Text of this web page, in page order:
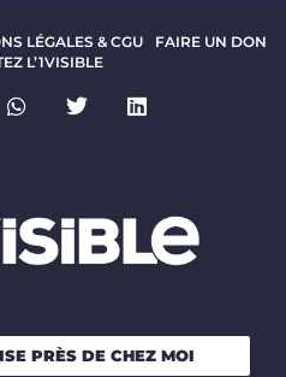
LÉGALES & CGU
FAIRE UN DON
L’1VISIBLE
PRÈS DE CHEZ MOI